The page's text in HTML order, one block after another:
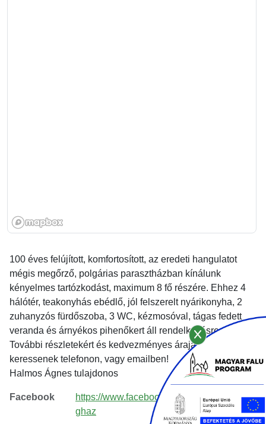
100 éves felújított, komfortosított, az eredeti hangulatot
mégis megőrző, polgárias parasztházban kínálunk
kényelmes tartózkodást, maximum 8 fő részére. Ehhez 4
hálótér, teakonyhás ebédlő, jól felszerelt nyárikonyha, 2
zuhanyzós fürdőszoba, 3 WC, kézmosóval, tágas fedett
veranda és árnyékos pihenőkert áll rendelkezésre.
További részletekért és kedvezményes árajánlatért, kérem
keressenek telefonon, vagy emailben!
Halmos Ágnes tulajdonos
Facebook
https://www.facebook.com/szoloskertvende
ghaz